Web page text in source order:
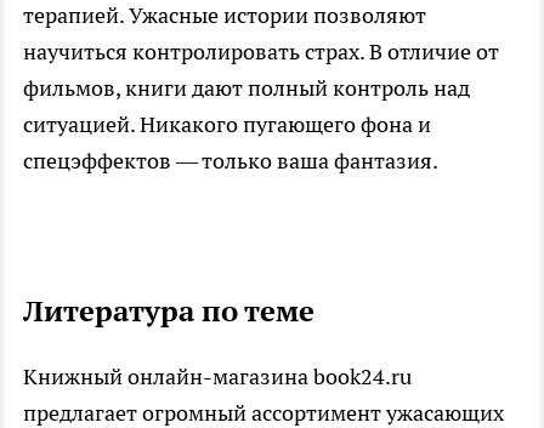
терапией. Ужасные истории позволяют
научиться контролировать страх. В отличие от
фильмов, книги дают полный контроль над
ситуацией. Никакого пугающего фона и
спецэффектов — только ваша фантазия.
Литература по теме
Книжный онлайн-магазина book24.ru
предлагает огромный ассортимент ужасающих